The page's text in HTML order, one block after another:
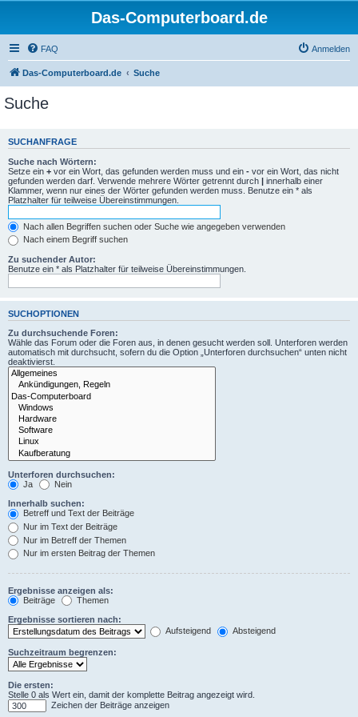
Das-Computerboard.de
FAQ Anmelden
Das-Computerboard.de Suche
Suche
SUCHANFRAGE
Suche nach Wörtern:
Setze ein + vor ein Wort, das gefunden werden muss und ein - vor ein Wort, das nicht
gefunden werden darf. Verwende mehrere Wörter getrennt durch | innerhalb einer
Klammer, wenn nur eines der Wörter gefunden werden muss. Benutze ein * als
Platzhalter für teilweise Übereinstimmungen.
Nach allen Begriffen suchen oder Suche wie angegeben verwenden
Nach einem Begriff suchen
Zu suchender Autor:
Benutze ein * als Platzhalter für teilweise Übereinstimmungen.
SUCHOPTIONEN
Zu durchsuchende Foren:
Wähle das Forum oder die Foren aus, in denen gesucht werden soll. Unterforen werden
automatisch mit durchsucht, sofern du die Option „Unterforen durchsuchen“ unten nicht
deaktivierst.
Unterforen durchsuchen:
Ja
Nein
Innerhalb suchen:
Betreff und Text der Beiträge
Nur im Text der Beiträge
Nur im Betreff der Themen
Nur im ersten Beitrag der Themen
Ergebnisse anzeigen als:
Beiträge
Themen
Ergebnisse sortieren nach:
Aufsteigend
Absteigend
Suchzeitraum begrenzen:
Die ersten:
Stelle 0 als Wert ein, damit der komplette Beitrag angezeigt wird.
Zeichen der Beiträge anzeigen